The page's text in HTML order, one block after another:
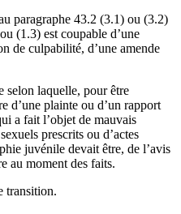
paragraphe 43.2 (3.1) ou (3.2)
(1.3) est coupable d’une
de culpabilité, d’une amende
selon laquelle, pour être
d’une plainte ou d’un rapport
a fait l’objet de mauvais
prescrits ou d’actes
juvénile devait être, de l’avis
au moment des faits.
transition.